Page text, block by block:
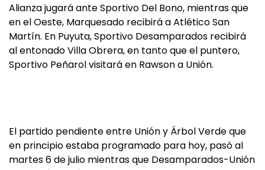
Alianza jugará ante Sportivo Del Bono, mientras que
en el Oeste, Marquesado recibirá a Atlético San
Martín. En Puyuta, Sportivo Desamparados recibirá
al entonado Villa Obrera, en tanto que el puntero,
Sportivo Peñarol visitará en Rawson a Unión.
El partido pendiente entre Unión y Árbol Verde que
en principio estaba programado para hoy, pasó al
martes 6 de julio mientras que Desamparados-Unión